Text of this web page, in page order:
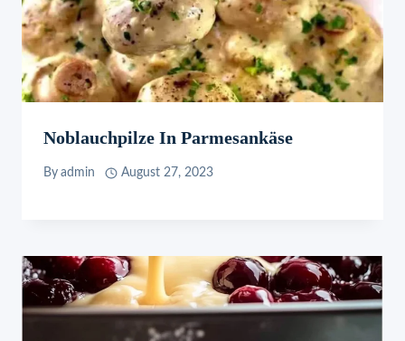
Noblauchpilze In Parmesankäse
By admin August 27, 2023